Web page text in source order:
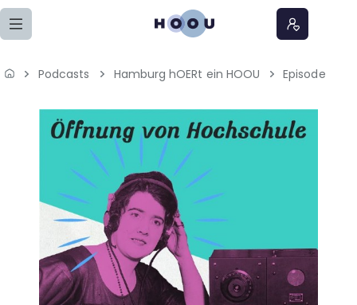
Zum Seiteninhalt springen
Home
Lernangebote
Podcasts
Meine Lernangebote
News
Veranstaltungen
Podcasts Hamburg hOERt ein HOOU Episode